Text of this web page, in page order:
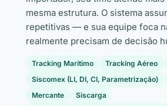
mesma estrutura. O sistema
repetitivas — e sua equipe foca
realmente precisam de decisão
Tracking Marítimo Tracking Aéreo
Siscomex (LI, DI, CI, Parametrização)
Mercante
Siscarga